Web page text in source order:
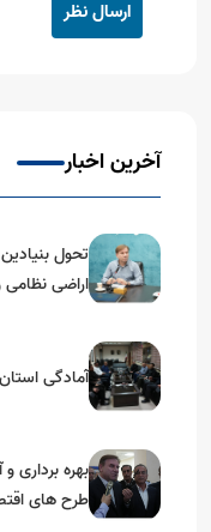
ارسال نظر
آخرین اخبار
تحول
اراضی
آمادگی
بهره برداری
طرح های